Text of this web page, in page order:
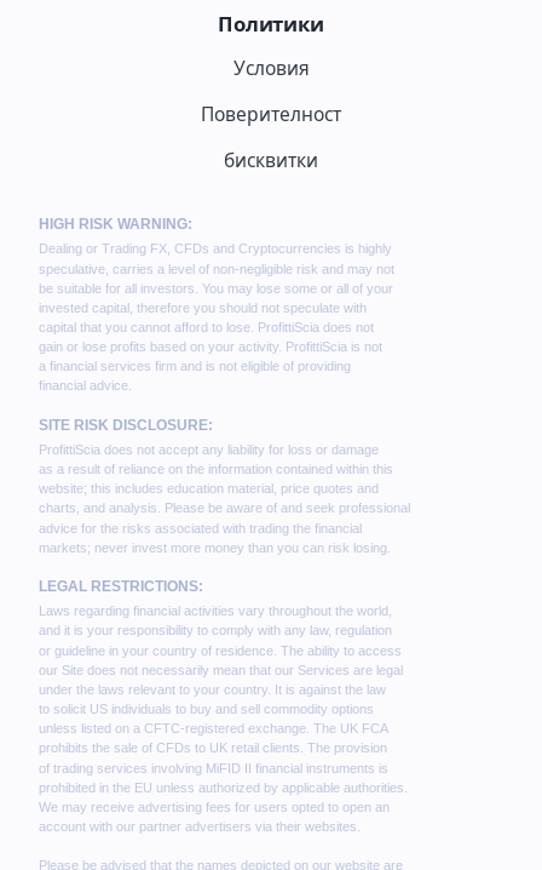
Политики
Условия
Поверителност
бисквитки